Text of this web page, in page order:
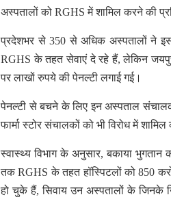
अस्पतालों को RGHS में शामिल करने की
प्रदेशभर से 350 से अधिक अस्पतालों ने
RGHS के तहत सेवाएं दे रहे हैं, लेकिन
पर लाखों रुपये की पेनल्टी लगाई गई।
पेनल्टी से बचने के लिए इन अस्पताल
फार्मा स्टोर संचालकों को भी विरोध में
स्वास्थ्य विभाग के अनुसार, बकाया
तक RGHS के तहत हॉस्पिटलों को 850
हो चुके हैं, सिवाय उन अस्पतालों के जिनके